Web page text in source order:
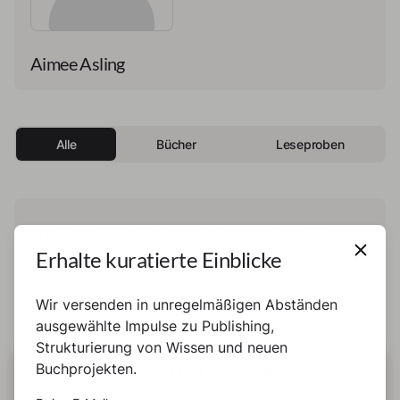
Aimee Asling
Alle Bücher Leseproben
Leseprobe veröffentlicht.
DIESE SEITE BENUTZT COOKIES
Erhalte kuratierte Einblicke
Wir versenden in unregelmäßigen Abständen
ausgewählte Impulse zu Publishing,
Strukturierung von Wissen und neuen
Buchprojekten.